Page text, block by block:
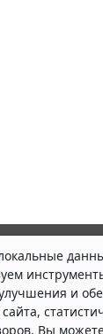
и
Вы
2026.
сайта